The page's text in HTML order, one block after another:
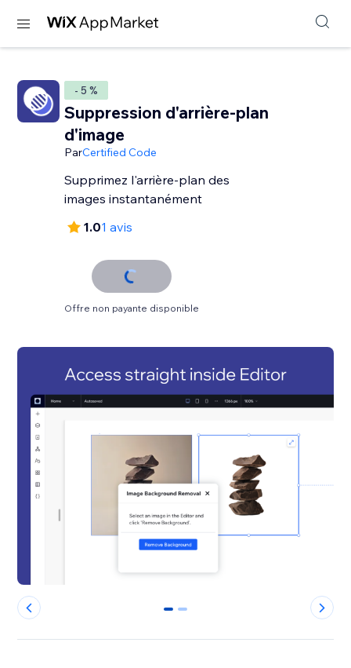
- 5 %
Suppression d'arrière-plan
d'image
ParCertified Code
Supprimez l'arrière-plan des
images instantanément
1.01 avis
Offre non payante disponible
0 1